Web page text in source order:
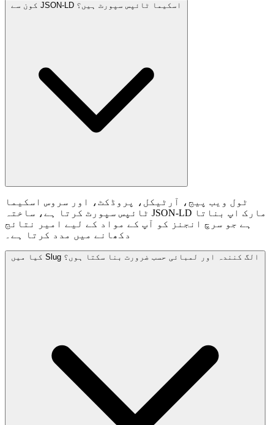
کون سے JSON-LD اسکیما ٹائپس سپورٹ ہیں؟
ٹول ویب پیج، آرٹیکل، پروڈکٹ، اور سروس اسکیما
ٹائپس سپورٹ کرتا ہے، ساختہ JSON-LD مارک اپ بناتا
ہے جو سرچ انجنز کو آپ کے مواد کے لیے امیر نتائج
دکھانے میں مدد کرتا ہے۔
کیا میں Slug الگ کنندہ اور لمبائی حسب ضرورت بنا سکتا ہوں؟